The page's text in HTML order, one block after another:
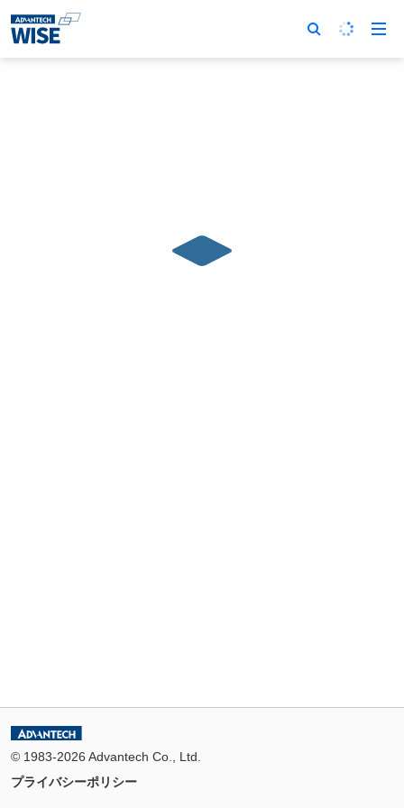
© 1983-2026 Advantech Co., Ltd.
プライバシーポリシー